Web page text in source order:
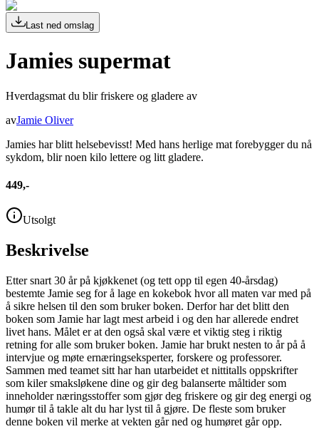
Last ned omslag
Jamies supermat
Hverdagsmat du blir friskere og gladere av
avJamie Oliver
Jamies har blitt helsebevisst! Med hans herlige mat forebygger du nå
sykdom, blir noen kilo lettere og litt gladere.
449,-
Utsolgt
Beskrivelse
Etter snart 30 år på kjøkkenet (og tett opp til egen 40-årsdag)
bestemte Jamie seg for å lage en kokebok hvor all maten var med på
å sikre helsen til den som bruker boken. Derfor har det blitt den
boken som Jamie har lagt mest arbeid i og den har allerede endret
livet hans. Målet er at den også skal være et viktig steg i riktig
retning for alle som bruker boken. Jamie har brukt nesten to år på å
intervjue og møte ernæringseksperter, forskere og professorer.
Sammen med teamet sitt har han utarbeidet et nittitalls oppskrifter
som kiler smaksløkene dine og gir deg balanserte måltider som
inneholder næringsstoffer som gjør deg friskere og gir deg energi og
humør til å takle alt du har lyst til å gjøre. De fleste som bruker
denne boken vil merke at vekten går ned og humøret går opp.